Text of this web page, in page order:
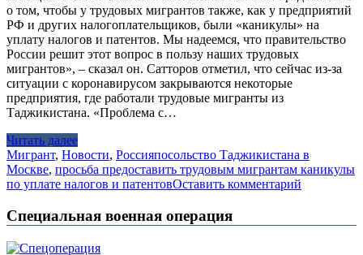
о том, чтобы у трудовых мигрантов также, как у предприятий
РФ и других налогоплательщиков, были «каникулы» на
уплату налогов и патентов. Мы надеемся, что правительство
России решит этот вопрос в пользу наших трудовых
мигрантов», – сказал он. Сатторов отметил, что сейчас из-за
ситуации с коронавирусом закрываются некоторые
предприятия, где работали трудовые мигранты из
Таджикистана. «Проблема с…
Читать далее
Мигрант, Новости, Россияпосольство Таджикистана в
Москве, просьба предоставить трудовым мигрантам каникулы
по уплате налогов и патентовОставить комментарий
Специальная военная операция